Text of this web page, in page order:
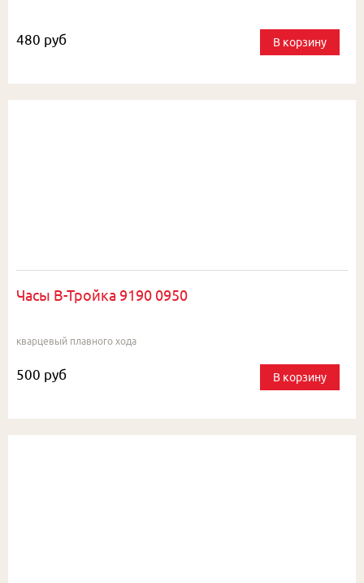
480 руб В корзину
Часы В-Тройка 9190 0950
кварцевый плавного хода
500 руб В корзину